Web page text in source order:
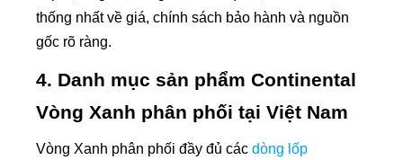
thống nhất về giá, chính sách bảo hành và nguồn
gốc rõ ràng.
4. Danh mục sản phẩm Continental
Vòng Xanh phân phối tại Việt Nam
Vòng Xanh phân phối đầy đủ các dòng lốp